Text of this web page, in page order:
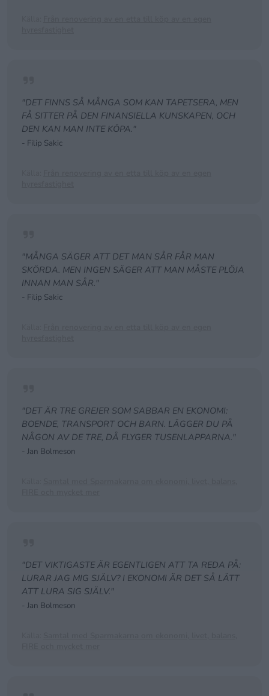
"DET FINNS SÅ MÅNGA SOM KAN TAPETSERA, MEN
FÅ SITTER PÅ DEN FINANSIELLA KUNSKAPEN, OCH
DEN KAN MAN INTE KÖPA."
- Filip Sakic
"MÅNGA SÄGER ATT DET MAN SÅR FÅR MAN
SKÖRDA. MEN INGEN SÄGER ATT MAN MÅSTE PLÖJA
INNAN MAN SÅR."
- Filip Sakic
"DET ÄR TRE GREJER SOM SABBAR EN EKONOMI:
BOENDE, TRANSPORT OCH BARN. LÄGGER DU PÅ
NÅGON AV DE TRE, DÅ FLYGER TUSENLAPPARNA."
- Jan Bolmeson
"DET VIKTIGASTE ÄR EGENTLIGEN ATT TA REDA PÅ:
LURAR JAG MIG SJÄLV? I EKONOMI ÄR DET SÅ LÄTT
ATT LURA SIG SJÄLV."
- Jan Bolmeson